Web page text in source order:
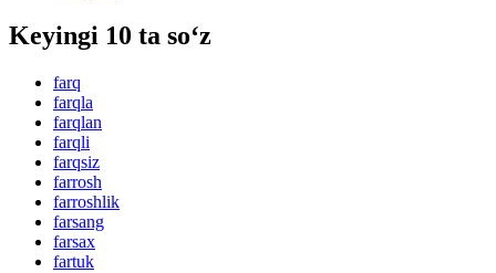
Keyingi 10 ta so‘z
farq
farqla
farqlan
farqli
farqsiz
farrosh
farroshlik
farsang
farsax
fartuk